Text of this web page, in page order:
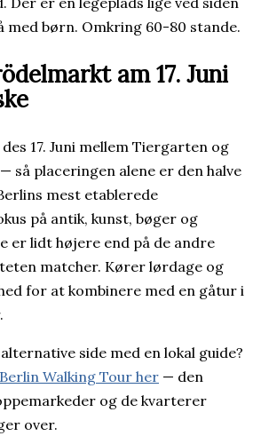
med børn. Omkring 60-80 stande.
am 17. Juni
17. Juni mellem Tiergarten og
så placeringen alene er den halve
mest etablerede
på antik, kunst, bøger og
er lidt højere end på de andre
matcher. Kører lørdage og
for at kombinere med en gåtur i
side med en lokal guide?
Walking Tour her — den
og de kvarterer
over.